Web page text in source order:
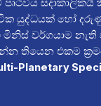
සදාකාලිකයි
යුද්ධයක් හෝ
මිනිස් වර්ගයාම
තියෙන එකම
Planetary